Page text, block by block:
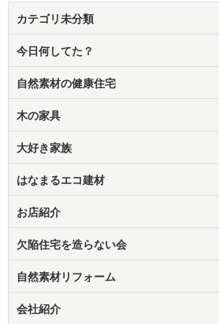
カテゴリ未分類
今日何してた？
自然素材の健康住宅
木の家具
大好き家族
はなまるエコ建材
お店紹介
欠陥住宅を造らない会
自然素材リフォーム
会社紹介